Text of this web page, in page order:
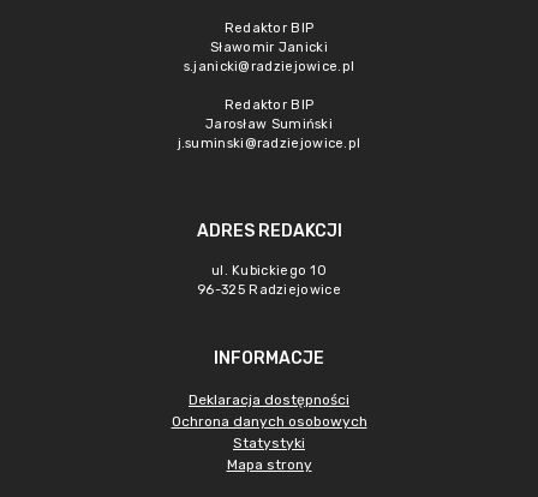
Redaktor BIP
Sławomir Janicki
s.janicki@radziejowice.pl
Redaktor BIP
Jarosław Sumiński
j.suminski@radziejowice.pl
ADRES REDAKCJI
ul. Kubickiego 10
96-325 Radziejowice
INFORMACJE
Deklaracja dostępności
Ochrona danych osobowych
Statystyki
Mapa strony